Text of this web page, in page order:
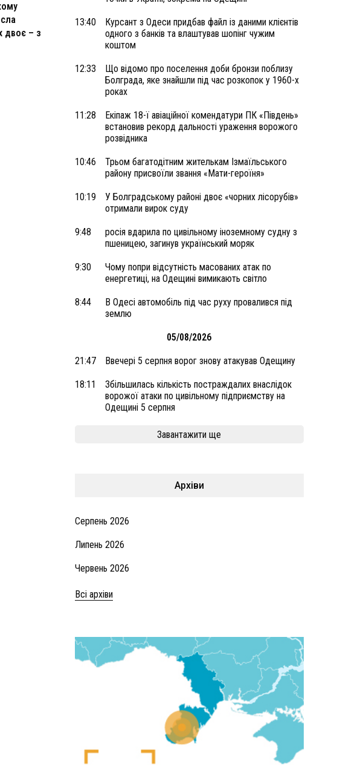
двоє – з
13:40
Курсант з Одеси придбав файл із даними клієнтів
одного з банків та влаштував шопінг чужим
коштом
12:33
Що відомо про поселення доби бронзи поблизу
Болграда, яке знайшли під час розкопок у 1960-х
роках
11:28
Екіпаж 18-ї авіаційної комендатури ПК «Південь»
встановив рекорд дальності ураження ворожого
розвідника
10:46
Трьом багатодітним жителькам Ізмаїльського
району присвоїли звання «Мати-героїня»
10:19
У Болградському районі двоє «чорних лісорубів»
отримали вирок суду
9:48
росія вдарила по цивільному іноземному судну з
пшеницею, загинув український моряк
9:30
Чому попри відсутність масованих атак по
енергетиці, на Одещині вимикають світло
8:44
В Одесі автомобіль під час руху провалився під
землю
05/08/2026
21:47 Ввечері 5 серпня ворог знову атакував Одещину
18:11
Збільшилась кількість постраждалих внаслідок
ворожої атаки по цивільному підприємству на
Одещині 5 серпня
Завантажити ще
Архіви
Серпень 2026
Липень 2026
Червень 2026
Всі архіви